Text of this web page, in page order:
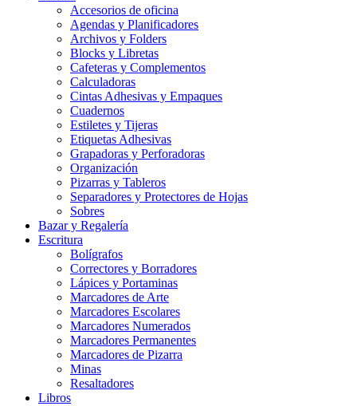
Accesorios de oficina
Agendas y Planificadores
Archivos y Folders
Blocks y Libretas
Cafeteras y Complementos
Calculadoras
Cintas Adhesivas y Empaques
Cuadernos
Estiletes y Tijeras
Etiquetas Adhesivas
Grapadoras y Perforadoras
Organización
Pizarras y Tableros
Separadores y Protectores de Hojas
Sobres
Bazar y Regalería
Escritura
Bolígrafos
Correctores y Borradores
Lápices y Portaminas
Marcadores de Arte
Marcadores Escolares
Marcadores Numerados
Marcadores Permanentes
Marcadores de Pizarra
Minas
Resaltadores
Libros